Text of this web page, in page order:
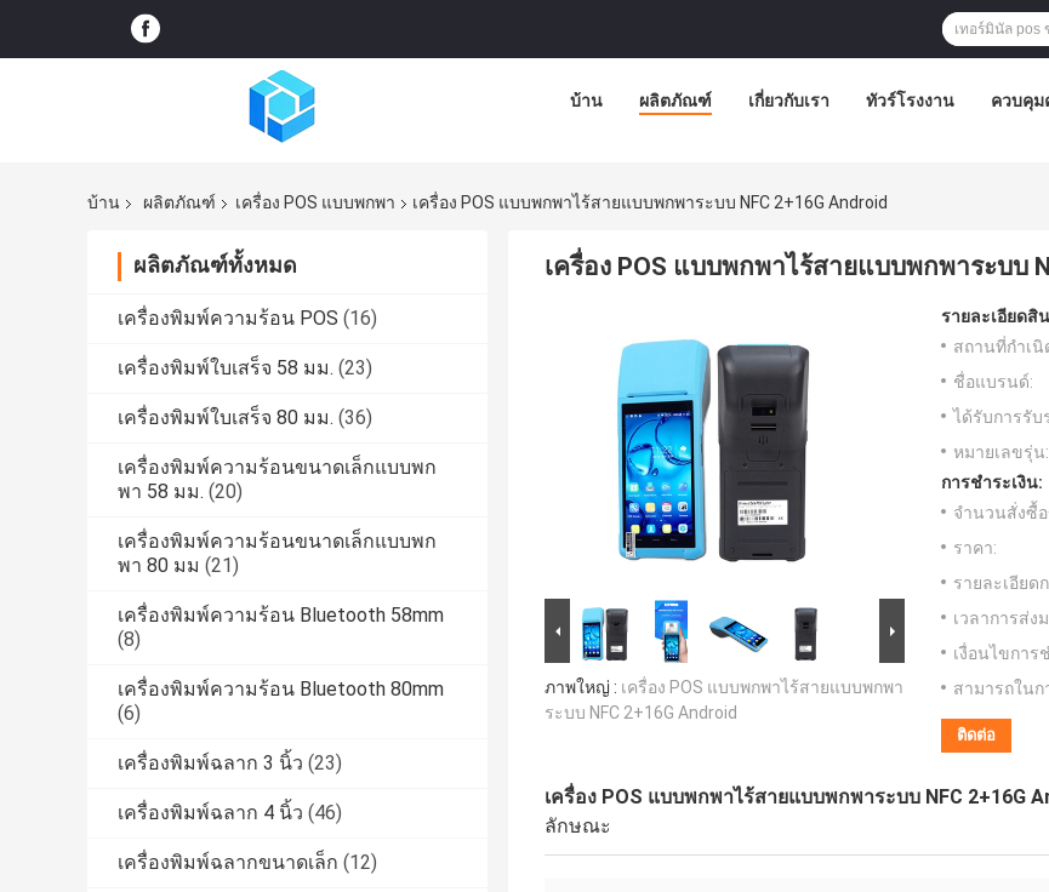
บ้าน ผลิตภัณฑ์ เกี่ยวกับเรา ทัวร์โรงงาน ควบคุ
บ้าน ผลิตภัณฑ์ เครื่อง POS แบบพกพา เครื่อง POS แบบพกพาไร้สายแบบพกพาระบบ NFC 2+16G Android
ผลิตภัณฑ์ทั้งหมด
เครื่องพิมพ์ความร้อน POS (16)
เครื่องพิมพ์ใบเสร็จ 58 มม. (23)
เครื่องพิมพ์ใบเสร็จ 80 มม. (36)
เครื่องพิมพ์ความร้อนขนาดเล็กแบบพก
พา 58 มม. (20)
เครื่องพิมพ์ความร้อนขนาดเล็กแบบพก
พา 80 มม (21)
เครื่องพิมพ์ความร้อน Bluetooth 58mm
(8)
เครื่องพิมพ์ความร้อน Bluetooth 80mm
(6)
เครื่องพิมพ์ฉลาก 3 นิ้ว (23)
เครื่องพิมพ์ฉลาก 4 นิ้ว (46)
เครื่องพิมพ์ฉลากขนาดเล็ก (12)
เครื่อง POS แบบพกพาไร้สายแบบพกพาระบบ
ภาพใหญ่ : เครื่อง POS แบบพกพาไร้สายแบบพกพา
ระบบ NFC 2+16G Android
รายละเอียดสิ
สถานที่กำเนิ
ชื่อแบรนด์:
ได้รับการรับ
หมายเลขรุ่น:
การชำระเงิน:
จำนวนสั่งซื้
ราคา:
รายละเอียด
เวลาการส่ง
เงื่อนไขการ
สามารถในก
ติดต่อ
เครื่อง POS แบบพกพาไร้สายแบบพกพาระบบ NFC 2+16G
ลักษณะ